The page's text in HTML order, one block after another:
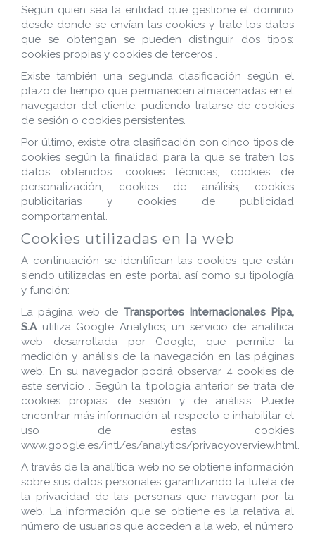
Según quien sea la entidad que gestione el dominio
desde donde se envían las cookies y trate los datos
que se obtengan se pueden distinguir dos tipos:
cookies propias y cookies de terceros .
Existe también una segunda clasificación según el
plazo de tiempo que permanecen almacenadas en el
navegador del cliente, pudiendo tratarse de cookies
de sesión o cookies persistentes.
Por último, existe otra clasificación con cinco tipos de
cookies según la finalidad para la que se traten los
datos obtenidos: cookies técnicas, cookies de
personalización, cookies de análisis, cookies
publicitarias y cookies de publicidad
comportamental.
Cookies utilizadas en la web
A continuación se identifican las cookies que están
siendo utilizadas en este portal así como su tipología
y función:
La página web de Transportes Internacionales Pipa,
S.Autiliza Google Analytics, un servicio de analítica
web desarrollada por Google, que permite la
medición y análisis de la navegación en las páginas
web. En su navegador podrá observar 4 cookies de
este servicio . Según la tipología anterior se trata de
cookies propias, de sesión y de análisis. Puede
encontrar más información al respecto e inhabilitar el
uso de estas cookies
www.google.es/intl/es/analytics/privacyoverview.html.
A través de la analítica web no se obtiene información
sobre sus datos personales garantizando la tutela de
la privacidad de las personas que navegan por la
web. La información que se obtiene es la relativa al
número de usuarios que acceden a la web, el número